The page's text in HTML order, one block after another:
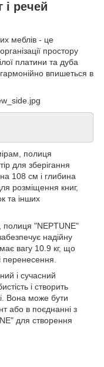
і речей
меблів - це
простору
платини та дуба
впишеться в
полиця
для зберігання
108 см і глибина
розміщення книг,
та інших
полиця "NEPTUNE"
надійну
вагу 10.9 кг, що
перенесення.
і сучасний
і створить
Вона може бути
або в поєднанні з
для створення